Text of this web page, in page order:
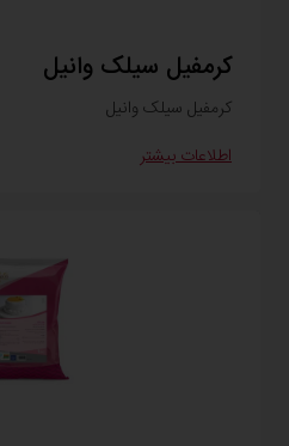
کرمفیل سیلک وانیل
کرمفیل سیلک وانیل
اطلاعات بیشتر